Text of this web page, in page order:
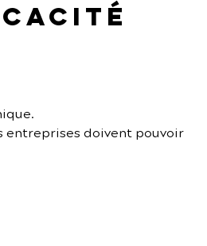
entreprises doivent pouvoir